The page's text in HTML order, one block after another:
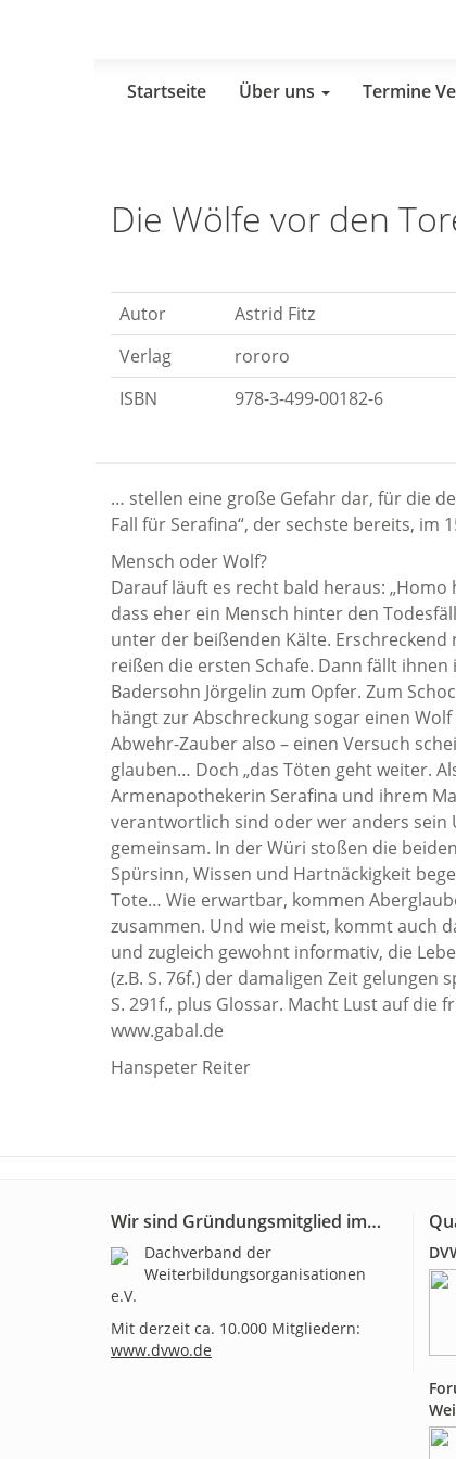
Startseite Über uns Termine
Die Wölfe vor den
Autor
Astrid Fitz
Verlag
rororo
ISBN
978-3-499-00182-6
… stellen eine große Gefahr dar, für die
Fall für Serafina“, der sechste bereits, im
Mensch oder Wolf?
Darauf läuft es recht bald heraus:
dass eher ein Mensch hinter den
unter der beißenden Kälte.
reißen die ersten Schafe. Dann fällt
Badersohn Jörgelin zum Opfer. Zum
hängt zur Abschreckung sogar einen
Abwehr-Zauber also – einen Versuch
glauben… Doch „das Töten geht weiter.
Armenapothekerin Serafina und ihrem
verantwortlich sind oder wer anders sein
gemeinsam. In der Würi stoßen die
Spürsinn, Wissen und Hartnäckigkeit
Tote… Wie erwartbar, kommen
zusammen. Und wie meist, kommt auch
und zugleich gewohnt informativ, die
(z.B. S. 76f.) der damaligen Zeit gelungen
S. 291f., plus Glossar. Macht Lust auf
www.gabal.de
Hanspeter Reiter
Wir sind Gründungsmitglied im…
Dachverband der
Weiterbildungsorganisationen
e.V.
Mit derzeit ca. 10.000 Mitgliedern:
www.dvwo.de